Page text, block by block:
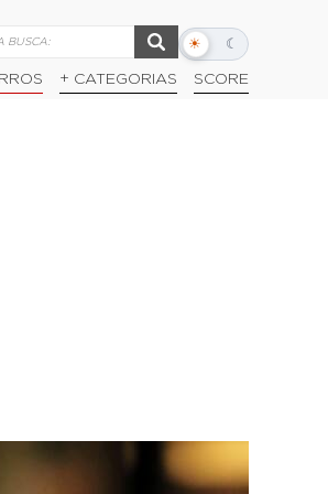
☀ ☾
Alternar
escuro
+ CATEGORIAS SCORE